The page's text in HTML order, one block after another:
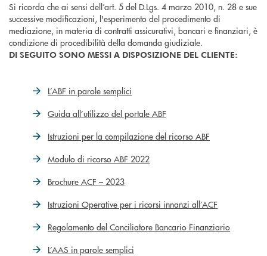
Si ricorda che ai sensi dell’art. 5 del D.Lgs. 4 marzo 2010, n. 28 e sue
successive modificazioni, l'esperimento del procedimento di
mediazione, in materia di contratti assicurativi, bancari e finanziari, è
condizione di procedibilità della domanda giudiziale.
DI SEGUITO SONO MESSI A DISPOSIZIONE DEL CLIENTE:
L’ABF in parole semplici
Guida all’utilizzo del portale ABF
Istruzioni per la compilazione del ricorso ABF
Modulo di ricorso ABF 2022
Brochure ACF – 2023
Istruzioni Operative per i ricorsi innanzi all’ACF
Regolamento del Conciliatore Bancario Finanziario
L’AAS in parole semplici